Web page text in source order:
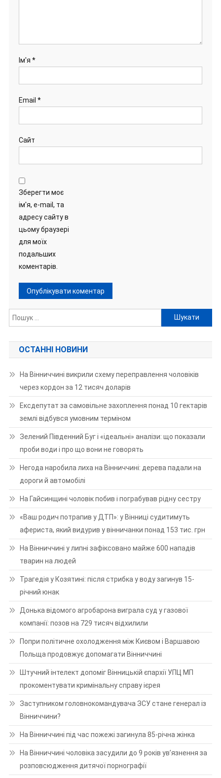
Ім'я *
Email *
Сайт
Зберегти моє
ім'я, e-mail, та
адресу сайту в
цьому браузері
для моїх
подальших
коментарів.
Пошук:
ОСТАННІ НОВИНИ
На Вінниччині викрили схему переправлення чоловіків
через кордон за 12 тисяч доларів
Ексдепутат за самовільне захоплення понад 10 гектарів
землі відбувся умовним терміном
Зелений Південний Буг і «ідеальні» аналізи: що показали
проби води і про що вони не говорять
Негода наробила лиха на Вінниччині: дерева падали на
дороги й автомобілі
На Гайсинщині чоловік побив і пограбував рідну сестру
«Ваш родич потрапив у ДТП»: у Вінниці судитимуть
афериста, який видурив у вінничанки понад 153 тис. грн
На Вінниччині у липні зафіксовано майже 600 нападів
тварин на людей
Трагедія у Козятині: після стрибка у воду загинув 15-
річний юнак
Донька відомого агробарона виграла суд у газової
компанії: позов на 729 тисяч відхилили
Попри політичне охолодження між Києвом і Варшавою
Польща продовжує допомагати Вінниччині
Штучний інтелект допоміг Вінницькій єпархії УПЦ МП
прокоментувати кримінальну справу ієрея
Заступником головнокомандувача ЗСУ стане генерал із
Вінниччини?
На Вінниччині під час пожежі загинула 85-річна жінка
На Вінниччині чоловіка засудили до 9 років ув’язнення за
розповсюдження дитячої порнографії